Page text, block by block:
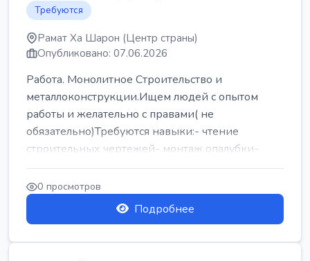
Требуются
Рамат Ха Шарон (Центр страны)
Опубликовано: 07.06.2026
Работа. Монолитное Строительство и
металлоконструкции.Ищем людей с опытом
работы и желательно с правами( не
обязательно)Требуются навыки:- чтение
строительных чертежей- монтаж опалубки-
армокаркасыОпл...
0 просмотров
Подробнее